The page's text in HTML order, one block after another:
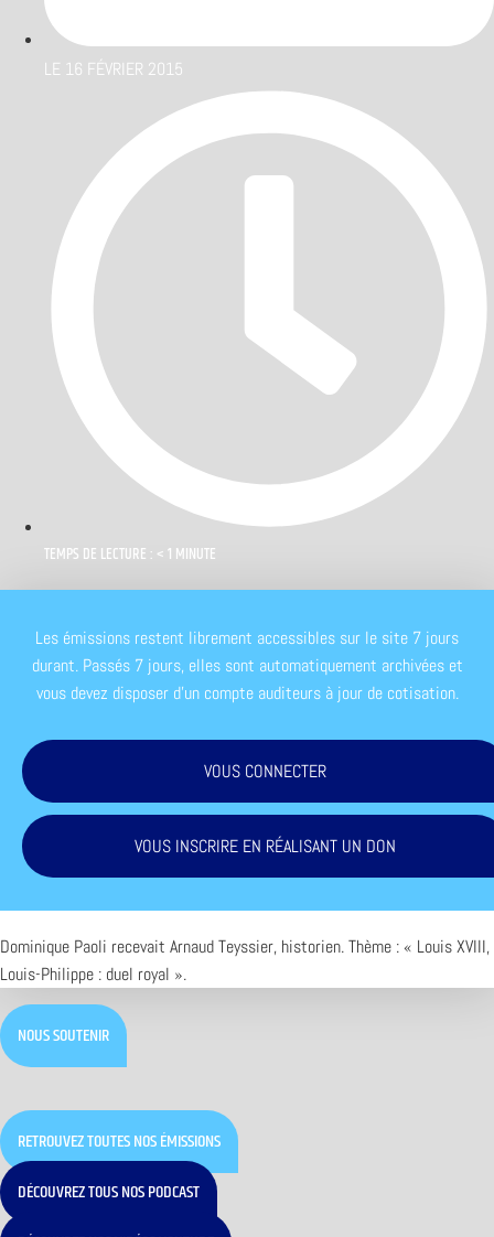
LE 16 FÉVRIER 2015
TEMPS DE LECTURE : < 1 MINUTE
Les émissions restent librement accessibles sur le site 7 jours
durant. Passés 7 jours, elles sont automatiquement archivées et
vous devez disposer d'un compte auditeurs à jour de cotisation.
VOUS CONNECTER
VOUS INSCRIRE EN RÉALISANT UN DON
Dominique Paoli recevait Arnaud Teyssier, historien. Thème : « Louis XVIII,
Louis-Philippe : duel royal ».
NOUS SOUTENIR
RETROUVEZ TOUTES NOS ÉMISSIONS
DÉCOUVREZ TOUS NOS PODCAST